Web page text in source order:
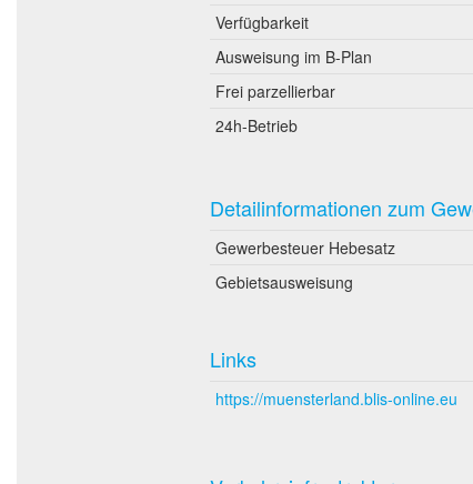
Verfügbarkeit
Ausweisung im B-Plan
Frei parzellierbar
24h-Betrieb
Detailinformationen zum
Gewerbesteuer Hebesatz
Gebietsausweisung
Links
https://muensterland.blis-online.eu